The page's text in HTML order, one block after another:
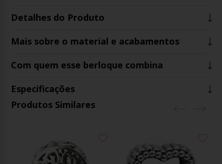
Detalhes do Produto
Mais sobre o material e acabamentos
Com quem esse berloque combina
Especificações
Produtos Similares